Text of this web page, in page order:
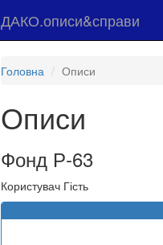
ДАКО.описи&справи
Головна Описи
Описи
Фонд Р-63
Користувач Гість